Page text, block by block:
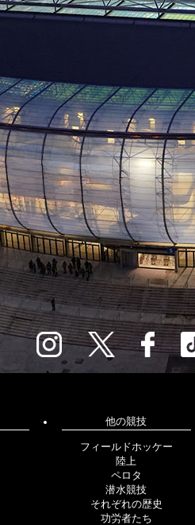
他の競技
フィールドホッケー
陸上
ペロタ
潜水競技
それぞれの歴史
功労者たち